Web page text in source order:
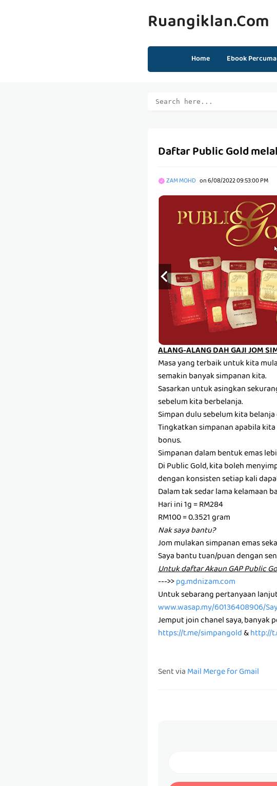
Ruangiklan.com
Home Ebook Percuma
Daftar Public Gold
ZAM MOHD on6/08/2022 09:53:00 PM
ALANG-ALANG DAH GAJI JOM
Masa yang terbaik untuk kita
semakin banyak simpanan kita.
Sasarkan untuk asingkan
sebelum kita berbelanja.
Simpan dulu sebelum kita
Tingkatkan simpanan apabila
bonus.
Simpanan dalam bentuk emas
Di Public Gold, kita boleh
dengan konsisten setiap kali
Dalam tak sedar lama kelamaan
Hari ini 1g = RM284
RM100 = 0.3521 gram
Nak saya bantu?
Jom mulakan simpanan emas
Saya bantu tuan/puan dengan
U͏n͏t͏u͏k͏ d͏a͏f͏t͏a͏r͏ A͏k͏a͏u͏n͏ G͏A͏P͏ P͏u͏b͏l͏i͏c͏
--->>pg.mdnizam.com
Untuk sebarang pertanyaan
www.wasap.my/60136408906/
Jemput join chanel saya, banyak
https://t.me/simpangold&http://
Sent viaMail Merge for Gmail